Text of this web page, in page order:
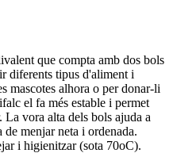
que compta amb dos bols
diferents tipus d'aliment i
mascotes alhora o per donar-li
el fa més estable i permet
La vora alta dels bols ajuda a
menjar neta i ordenada.
i higienitzar (sota 70oC).